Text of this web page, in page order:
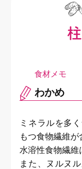
わかめ
ミネラルを多
もつ食物繊維が
水溶性食物繊維
また、ヌルヌ